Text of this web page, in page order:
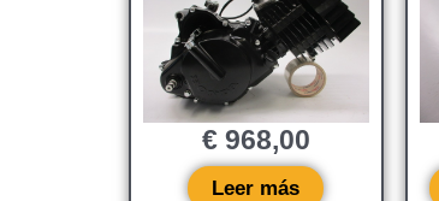
€968,00
Leer más